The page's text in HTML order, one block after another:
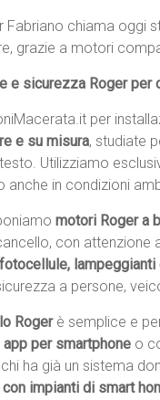
Fabriano chiama oggi
grazie a motori
e sicurezza Roger per
per
e su misura, studiate
Utilizziamo
anche in condizioni
motori Roger a
con attenzione
fotocellule,
a persone,
Rogerè semplice e
app per smartphone o
ha già un sistema
impianti di smart